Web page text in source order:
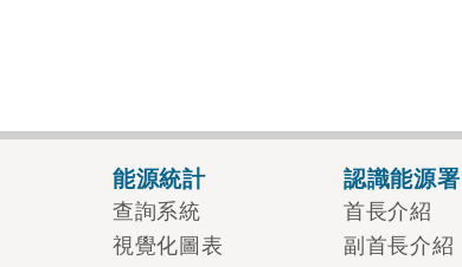
能源統計
查詢系統
視覺化圖表
認識能源署
首長介紹
副首長介紹